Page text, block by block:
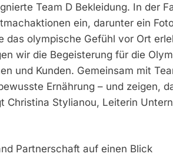
Team D Bekleidung. In der
ein, darunter ein
das olympische Gefühl vor Ort
wir die Begeisterung für die
und Kunden. Gemeinsam mit
Ernährung – und zeigen,
Christina Stylianou, Leiterin
Partnerschaft auf einen Blick